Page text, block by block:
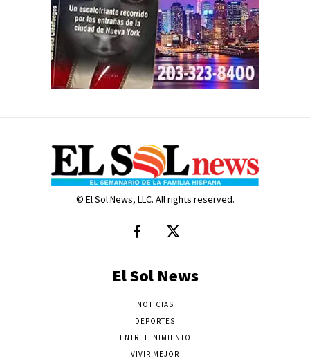
© El Sol News, LLC. All rights reserved.
El Sol News
NOTICIAS
DEPORTES
ENTRETENIMIENTO
VIVIR MEJOR